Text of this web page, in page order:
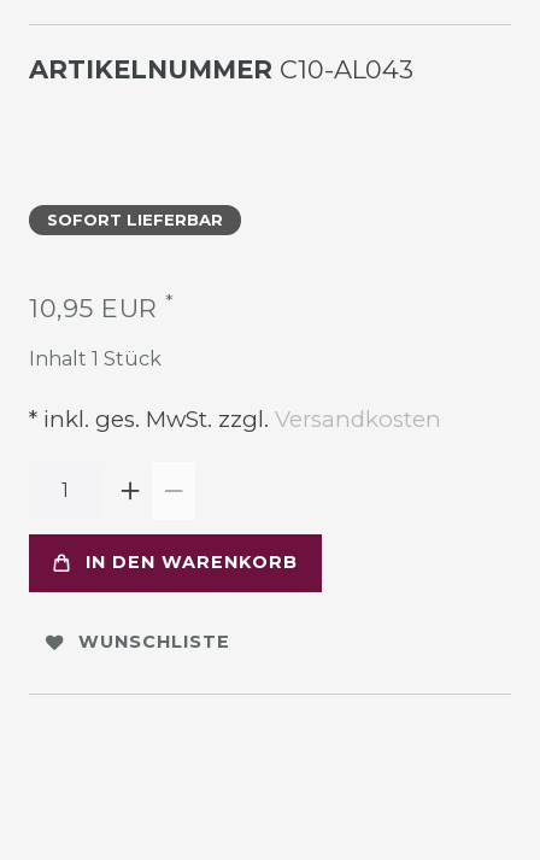
ARTIKELNUMMER C10-AL043
SOFORT LIEFERBAR
10,95 EUR *
Inhalt 1 Stück
* inkl. ges. MwSt. zzgl. Versandkosten
IN DEN WARENKORB
WUNSCHLISTE